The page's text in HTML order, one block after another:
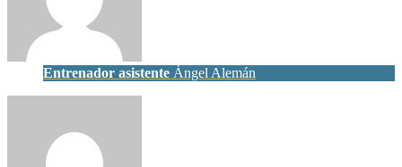
Entrenador asistente Ángel Alemán